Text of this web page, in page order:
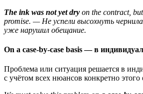
The ink was not yet dry on the contract,
promise. — Не успели высохнуть
уже нарушил обещание.
On a case-by-case basis — в
Проблема или ситуация решается в
с учётом всех нюансов конкретно этого